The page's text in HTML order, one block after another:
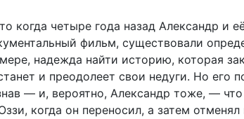
когда четыре года назад Александр и
фильм, существовали
надежда найти историю, которая
и преодолеет свои недуги. Но его
— и, вероятно, Александр тоже, —
когда он переносил, а затем